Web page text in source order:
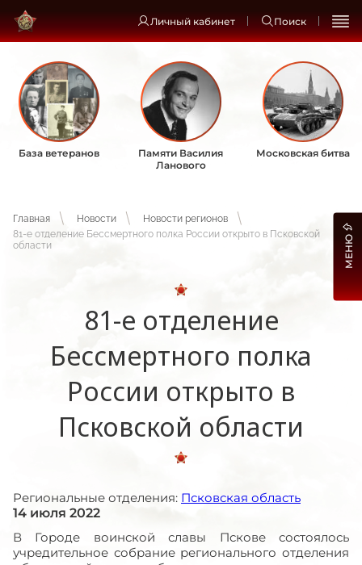
Личный кабинет Поиск
База ветеранов
Памяти Василия
Ланового
Московская битва
Главная Новости
Новости регионов
81-е отделение Бессмертного полка России открыто в Псковской
области
81-е отделение
Бессмертного полка
России открыто в
Псковской области
Региональные отделения: Псковская область
14 июля 2022
В Городе воинской славы Пскове состоялось
учредительное собрание регионального отделения
МЕНЮ